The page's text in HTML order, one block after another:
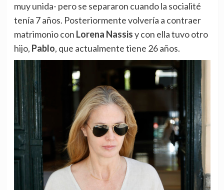
muy unida- pero se separaron cuando la socialité
tenía 7 años. Posteriormente volvería a contraer
matrimonio con Lorena Nassisy con ella tuvo otro
hijo, Pablo, que actualmente tiene 26 años.